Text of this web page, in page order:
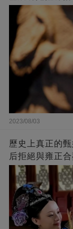
2023/08/03
歷史上真正的
后拒絕與雍正合